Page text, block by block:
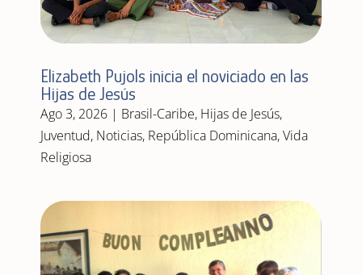
Elizabeth Pujols inicia el noviciado en las
Hijas de Jesús
Ago 3, 2026| Brasil-Caribe, Hijas de Jesús,
Juventud, Noticias, República Dominicana,Vida
Religiosa